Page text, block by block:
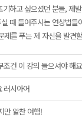
하고 싶으셨던 분들, 제
때 들어주시는 연상법
를 푸는 제 자신을 발견
조건 이 강의 들으셔야 해
러시아어
만 알찬 여행!